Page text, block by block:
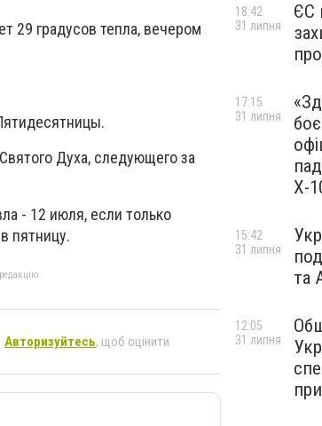
29 градусов тепла, вечером
Духа, следующего за
- 12 июля, если только
пятницу.
Авторизуйтесь, щоб оцінити
ЄС
18:42
31 липня
Х-
17:15
31 липня
та
15:42
31 липня
12:05
31 липня